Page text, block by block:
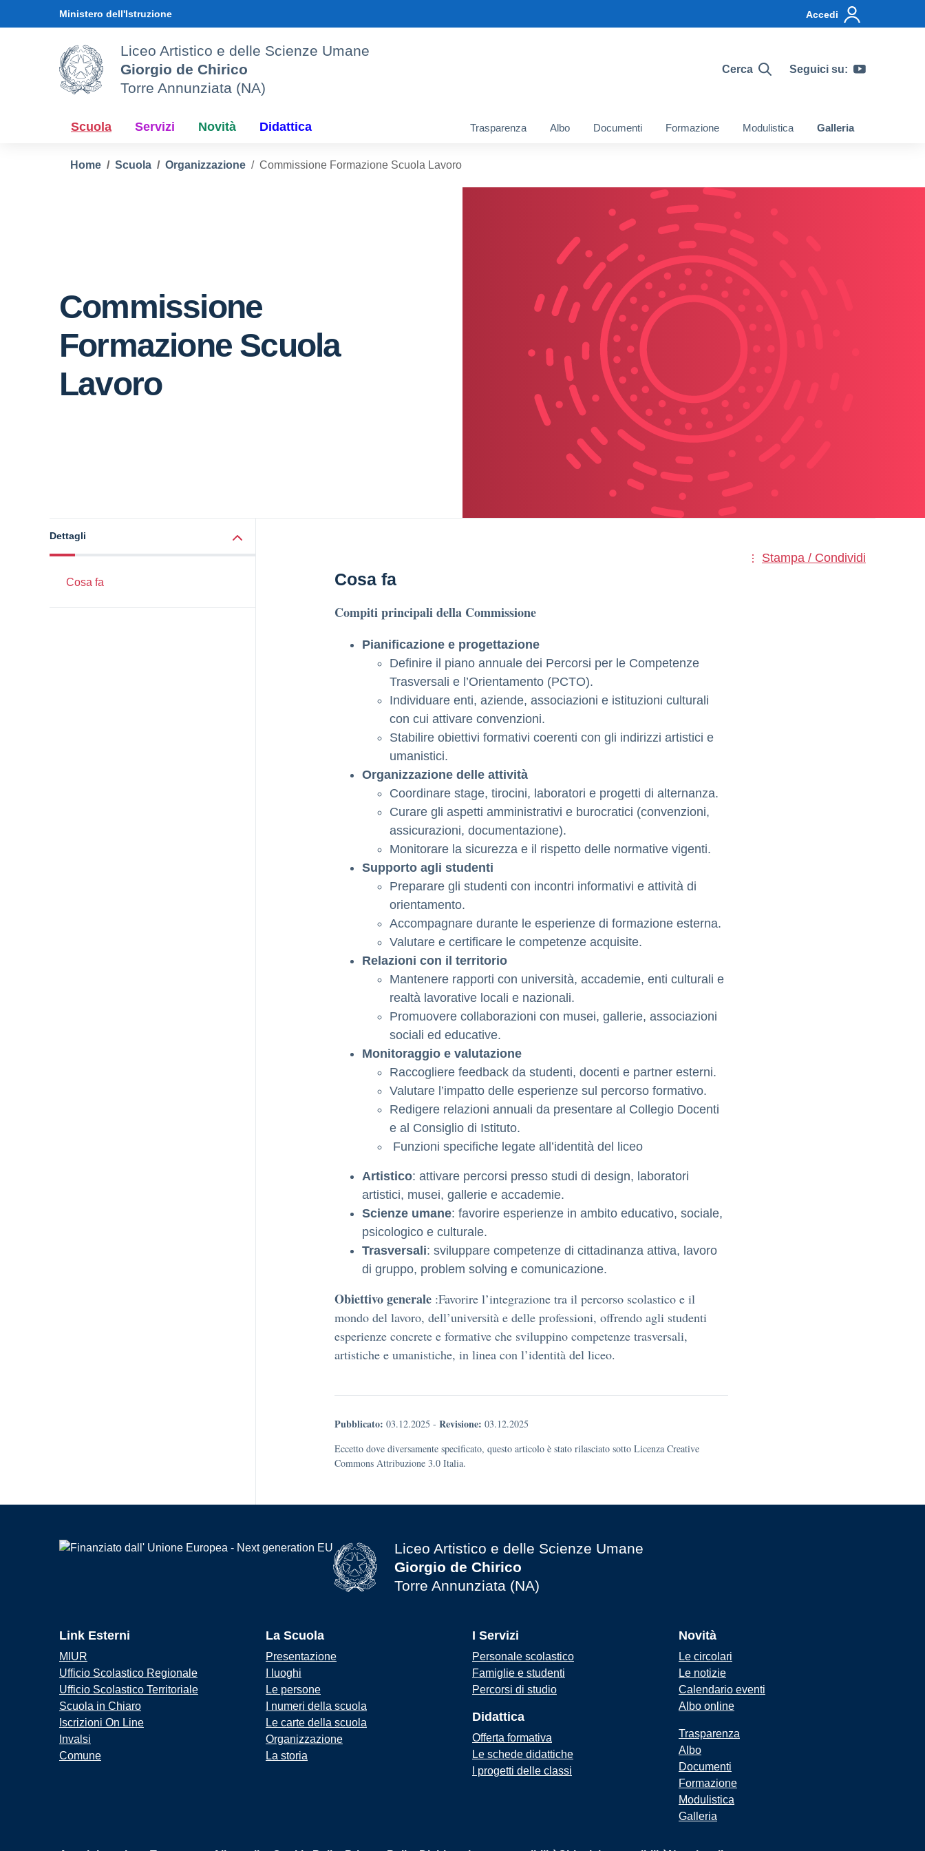
Ministero dell'Istruzione Accedi
Liceo Artistico e delle Scienze Umane
Giorgio de Chirico
Torre Annunziata (NA)
Cerca Seguici su:
Scuola Servizi Novità Didattica Trasparenza Albo Documenti Formazione Modulistica Galleria
Home Scuola Organizzazione Commissione Formazione Scuola Lavoro
Commissione
Formazione Scuola
Lavoro
Dettagli
Cosa fa
Stampa / Condividi
Cosa fa
Compiti principali della Commissione
Pianificazione e progettazione
Definire il piano annuale dei Percorsi per le Competenze
Trasversali e l’Orientamento (PCTO).
Individuare enti, aziende, associazioni e istituzioni culturali
con cui attivare convenzioni.
Stabilire obiettivi formativi coerenti con gli indirizzi artistici e
umanistici.
Organizzazione delle attività
Coordinare stage, tirocini, laboratori e progetti di alternanza.
Curare gli aspetti amministrativi e burocratici (convenzioni,
assicurazioni, documentazione).
Monitorare la sicurezza e il rispetto delle normative vigenti.
Supporto agli studenti
Preparare gli studenti con incontri informativi e attività di
orientamento.
Accompagnare durante le esperienze di formazione esterna.
Valutare e certificare le competenze acquisite.
Relazioni con il territorio
Mantenere rapporti con università, accademie, enti culturali e
realtà lavorative locali e nazionali.
Promuovere collaborazioni con musei, gallerie, associazioni
sociali ed educative.
Monitoraggio e valutazione
Raccogliere feedback da studenti, docenti e partner esterni.
Valutare l’impatto delle esperienze sul percorso formativo.
Redigere relazioni annuali da presentare al Collegio Docenti
e al Consiglio di Istituto.
Funzioni specifiche legate all’identità del liceo
Artistico: attivare percorsi presso studi di design, laboratori
artistici, musei, gallerie e accademie.
Scienze umane: favorire esperienze in ambito educativo, sociale,
psicologico e culturale.
Trasversali: sviluppare competenze di cittadinanza attiva, lavoro
di gruppo, problem solving e comunicazione.
Obiettivo generale :Favorire l’integrazione tra il percorso scolastico e il
mondo del lavoro, dell’università e delle professioni, offrendo agli studenti
esperienze concrete e formative che sviluppino competenze trasversali,
artistiche e umanistiche, in linea con l’identità del liceo.
Pubblicato: 03.12.2025 - Revisione: 03.12.2025
Eccetto dove diversamente specificato, questo articolo è stato rilasciato sotto Licenza Creative
Commons Attribuzione 3.0 Italia.
Liceo Artistico e delle Scienze Umane
Giorgio de Chirico
Torre Annunziata (NA)
Link Esterni
MIUR
Ufficio Scolastico Regionale
Ufficio Scolastico Territoriale
Scuola in Chiaro
Iscrizioni On Line
Invalsi
Comune
La Scuola
Presentazione
I luoghi
Le persone
I numeri della scuola
Le carte della scuola
Organizzazione
La storia
I Servizi
Personale scolastico
Famiglie e studenti
Percorsi di studio
Didattica
Offerta formativa
Le schede didattiche
I progetti delle classi
Novità
Le circolari
Le notizie
Calendario eventi
Albo online
Trasparenza
Albo
Documenti
Formazione
Modulistica
Galleria